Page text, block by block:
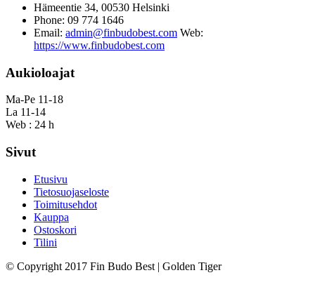
Hämeentie 34, 00530 Helsinki
Phone: 09 774 1646
Email: admin@finbudobest.com Web:
https://www.finbudobest.com
Aukioloajat
Ma-Pe 11-18
La 11-14
Web : 24 h
Sivut
Etusivu
Tietosuojaseloste
Toimitusehdot
Kauppa
Ostoskori
Tilini
© Copyright 2017 Fin Budo Best | Golden Tiger